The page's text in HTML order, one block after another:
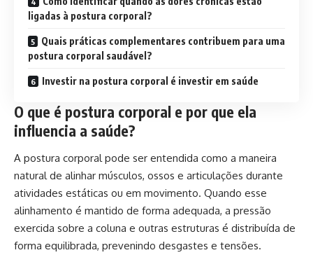
ligadas à postura corporal?
Quais práticas complementares contribuem para uma
postura corporal saudável?
Investir na postura corporal é investir em saúde
O que é postura corporal e por que ela
influencia a saúde?
A postura corporal pode ser entendida como a maneira
natural de alinhar músculos, ossos e articulações durante
atividades estáticas ou em movimento. Quando esse
alinhamento é mantido de forma adequada, a pressão
exercida sobre a coluna e outras estruturas é distribuída de
forma equilibrada, prevenindo desgastes e tensões.